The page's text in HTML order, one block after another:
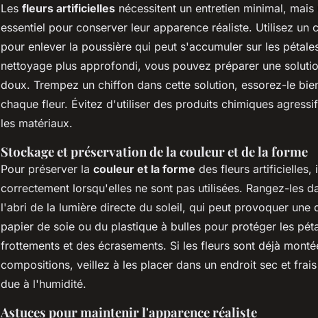
Les fleurs artificielles nécessitent un entretien minimal,
essentiel pour conserver leur apparence réaliste. Utilisez un
pour enlever la poussière qui peut s'accumuler sur les
nettoyage plus approfondi, vous pouvez préparer une
doux. Trempez un chiffon dans cette solution, essorez-le
chaque fleur. Évitez d'utiliser des produits chimiques
les matériaux.
Stockage et préservation de la couleur et de la forme
Pour préserver la couleur et la forme des fleurs artificielles,
correctement lorsqu'elles ne sont pas utilisées. Rangez-les
l'abri de la lumière directe du soleil, qui peut provoquer une
papier de soie ou du plastique à bulles pour protéger les
frottements et des écrasements. Si les fleurs sont déjà
compositions, veillez à les placer dans un endroit sec et
due à l'humidité.
Astuces pour maintenir l'apparence réaliste